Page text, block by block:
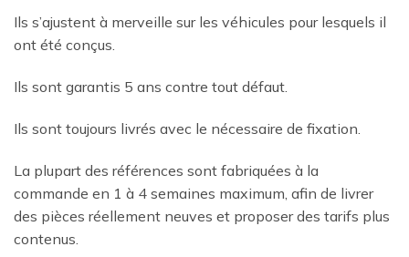
Ils s’ajustent à merveille sur les véhicules pour lesquels il
ont été conçus.
Ils sont garantis 5 ans contre tout défaut.
Ils sont toujours livrés avec le nécessaire de fixation.
La plupart des références sont fabriquées à la
commande en 1 à 4 semaines maximum, afin de livrer
des pièces réellement neuves et proposer des tarifs plus
contenus.